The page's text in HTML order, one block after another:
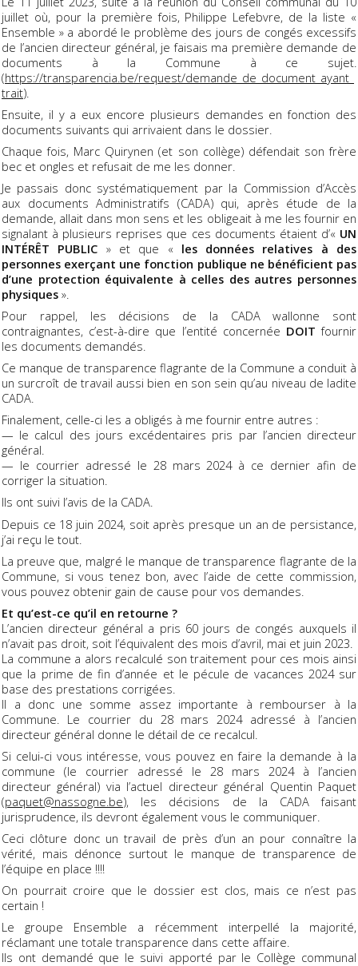
juillet où, pour la première fois, Philippe Lefebvre, de la liste «
Ensemble » a abordé le problème des jours de congés excessifs
de l’ancien directeur général, je faisais ma première demande de
documents à la Commune à ce sujet.
(https://transparencia.be/request/demande_de_document_ayant_
trait).
Ensuite, il y a eux encore plusieurs demandes en fonction des
documents suivants qui arrivaient dans le dossier.
Chaque fois, Marc Quirynen (et son collège) défendait son frère
bec et ongles et refusait de me les donner.
Je passais donc systématiquement par la Commission d’Accès
aux documents Administratifs (CADA) qui, après étude de la
demande, allait dans mon sens et les obligeait à me les fournir en
signalant à plusieurs reprises que ces documents étaient d’« UN
INTÉRÊT PUBLIC » et que « les données relatives à des
personnes exerçant une fonction publique ne bénéficient pas
d’une protection équivalente à celles des autres personnes
physiques ».
Pour rappel, les décisions de la CADA wallonne sont
contraignantes, c’est-à-dire que l’entité concernée DOITfournir
les documents demandés.
Ce manque de transparence flagrante de la Commune a conduit à
un surcroît de travail aussi bien en son sein qu’au niveau de ladite
CADA.
Finalement, celle-ci les a obligés à me fournir entre autres :
— le calcul des jours excédentaires pris par l’ancien directeur
général.
— le courrier adressé le 28 mars 2024 à ce dernier afin de
corriger la situation.
Ils ont suivi l’avis de la CADA.
Depuis ce 18 juin 2024, soit après presque un an de persistance,
j’ai reçu le tout.
La preuve que, malgré le manque de transparence flagrante de la
Commune, si vous tenez bon, avec l’aide de cette commission,
vous pouvez obtenir gain de cause pour vos demandes.
Et qu’est-ce qu’il en retourne ?
L’ancien directeur général a pris 60 jours de congés auxquels il
n’avait pas droit, soit l’équivalent des mois d’avril, mai et juin 2023.
La commune a alors recalculé son traitement pour ces mois ainsi
que la prime de fin d’année et le pécule de vacances 2024 sur
base des prestations corrigées.
Il a donc une somme assez importante à rembourser à la
Commune. Le courrier du 28 mars 2024 adressé à l’ancien
directeur général donne le détail de ce recalcul.
Si celui-ci vous intéresse, vous pouvez en faire la demande à la
commune (le courrier adressé le 28 mars 2024 à l’ancien
directeur général) via l’actuel directeur général Quentin Paquet
(paquet@nassogne.be), les décisions de la CADA faisant
jurisprudence, ils devront également vous le communiquer.
Ceci clôture donc un travail de près d’un an pour connaître la
vérité, mais dénonce surtout le manque de transparence de
l’équipe en place !!!!
On pourrait croire que le dossier est clos, mais ce n’est pas
certain !
Le groupe Ensemble a récemment interpellé la majorité,
réclamant une totale transparence dans cette affaire.
Ils ont demandé que le suivi apporté par le Collège communal